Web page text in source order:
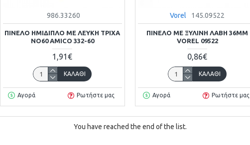
986.33260
ΠΙΝΕΛΟ ΗΜΙΔΙΠΛΟ ΜΕ ΛΕΥΚΗ ΤΡΙΧΑ
ΝΟ60 AMICO 332-60
1,91€
ΚΑΛΆΘΙ
Αγορά Ρωτήστε μας
Vorel 145.09522
ΠΙΝΕΛΟ ΜΕ ΞΥΛΙΝΗ ΛΑΒΗ 36MM
VOREL 09522
0,86€
ΚΑΛΆΘΙ
Αγορά Ρωτήστε μας
You have reached the end of the list.